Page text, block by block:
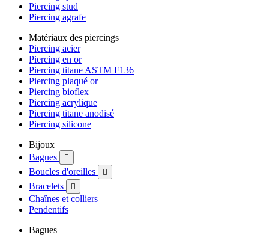
Piercing stud
Piercing agrafe
Matériaux des piercings
Piercing acier
Piercing en or
Piercing titane ASTM F136
Piercing plaqué or
Piercing bioflex
Piercing acrylique
Piercing titane anodisé
Piercing silicone
Bijoux
Bagues

Boucles d'oreilles 
Bracelets 
Chaînes et colliers
Pendentifs
Bagues